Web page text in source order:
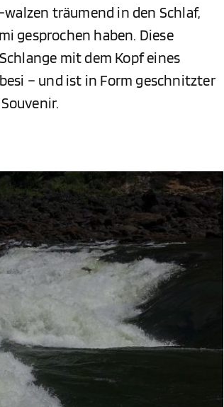
träumend in den Schlaf,
gesprochen haben. Diese
mit dem Kopf eines
– und ist in Form geschnitzter